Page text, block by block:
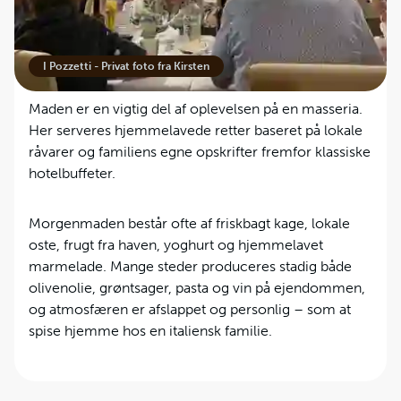
I Pozzetti - Privat foto fra Kirsten
Madoplevelser med lokale traditioner
Maden er en vigtig del af oplevelsen på en masseria.
Her serveres hjemmelavede retter baseret på lokale
råvarer og familiens egne opskrifter fremfor klassiske
hotelbuffeter.
Morgenmaden består ofte af friskbagt kage, lokale
oste, frugt fra haven, yoghurt og hjemmelavet
marmelade. Mange steder produceres stadig både
olivenolie, grøntsager, pasta og vin på ejendommen,
og atmosfæren er afslappet og personlig – som at
spise hjemme hos en italiensk familie.